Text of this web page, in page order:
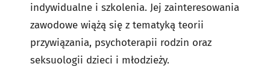
indywidualne i szkolenia. Jej zainteresowania
zawodowe wiążą się z tematyką teorii
przywiązania, psychoterapii rodzin oraz
seksuologii dzieci i młodzieży.